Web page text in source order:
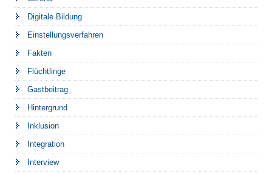
Digitale Bildung
Einstellungsverfahren
Fakten
Flüchtlinge
Gastbeitrag
Hintergrund
Inklusion
Integration
Interview